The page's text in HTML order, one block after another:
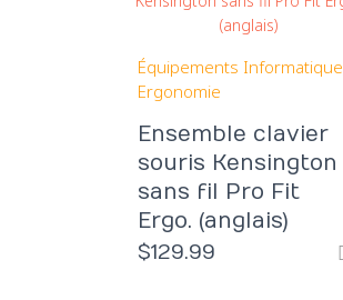
Équipements Informatique
Ergonomie
Ensemble clavier
souris Kensington
sans fil Pro Fit
Ergo. (anglais)
$129.99